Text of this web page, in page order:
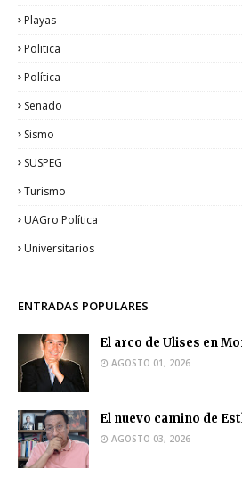
Playas
Politica
Política
Senado
Sismo
SUSPEG
Turismo
UAGro Política
Universitarios
ENTRADAS POPULARES
El arco de Ulises en
AGOSTO 01, 2026
El nuevo camino de
AGOSTO 03, 2026